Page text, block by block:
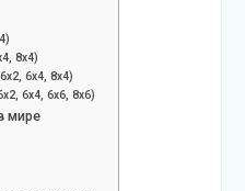
8х4)
6х4, 8х4)
6х4, 6х6, 8х6)
мире